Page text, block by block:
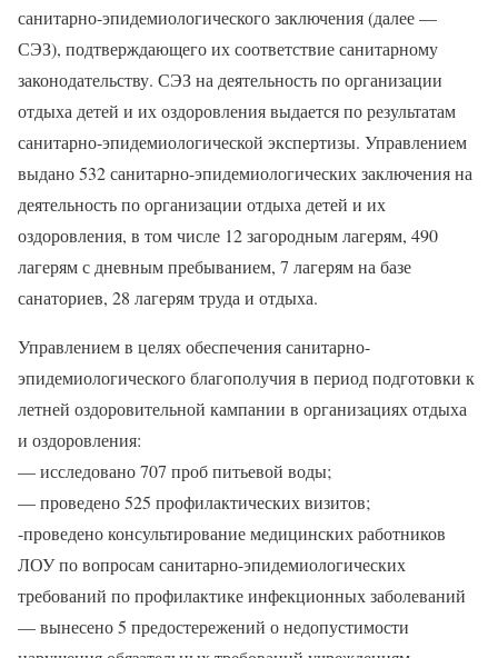
санитарно-эпидемиологического заключения (далее —
СЭЗ), подтверждающего их соответствие санитарному
законодательству. СЭЗ на деятельность по организации
отдыха детей и их оздоровления выдается по результатам
санитарно-эпидемиологической экспертизы. Управлением
выдано 532 санитарно-эпидемиологических заключения на
деятельность по организации отдыха детей и их
оздоровления, в том числе 12 загородным лагерям, 490
лагерям с дневным пребыванием, 7 лагерям на базе
санаториев, 28 лагерям труда и отдыха.
Управлением в целях обеспечения санитарно-
эпидемиологического благополучия в период подготовки к
летней оздоровительной кампании в организациях отдыха
и оздоровления:
— исследовано 707 проб питьевой воды;
— проведено 525 профилактических визитов;
-проведено консультирование медицинских работников
ЛОУ по вопросам санитарно-эпидемиологических
требований по профилактике инфекционных заболеваний
— вынесено 5 предостережений о недопустимости